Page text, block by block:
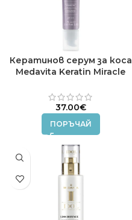
Кератинов серум за коса
Medavita Keratin Miracle
37.00€
ПОРЪЧАЙ